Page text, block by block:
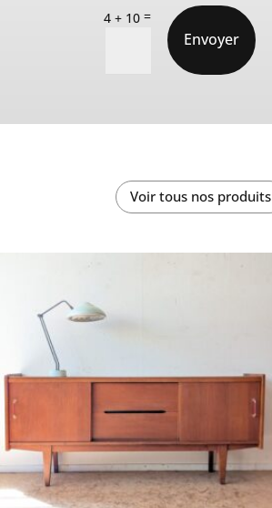
4 + 10 =
Envoyer
Voir tous nos produits